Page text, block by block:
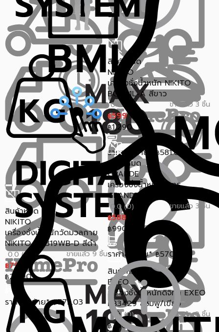
สินค้าหมด
NIKITO
เครื่องชั่งน้ำหนักวัดมวลกาย
NIKITO FI2319WB-D สีดำ
0.0 (0) ขายแล้ว 9 ชิ้น
฿799
฿2,390
ราคาสุดท้าย* ฿775.03
สินค้าหมด
NIKITO
เครื่องชั่งน้ำหนัก NIKITO
BG1911L-A สีขาว
0.0 (0) ขายแล้ว 3 ชิ้น
฿599
฿1,290
ราคาสุดท้าย* ฿581.03
สินค้าหมด
EXEO
เครื่องชั่งน้ำหนักดิจิทัล EXEO
EB3429 สีชมพู/เขียว
0.0 (0) ขายแล้ว 0 ชิ้น
฿750
สินค้าหมด
GRANDE
เครื่องชั่งน้ำหนักบลูทูธ
GRANDE CS20D สีดำ
0.0 (0) ขายแล้ว 3 ชิ้น
฿588
฿990
ราคาสุดท้าย* ฿570.36